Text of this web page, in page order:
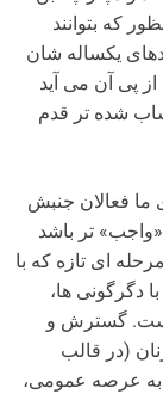
که بتوانند
یکساله شان
پی آن می آید
شده تر قدم
ما فعالان جنبش
«واجب» تر باشد
ای تازه که با
دگرگونی ها،
گسترش و
(در قالب
به عرصه عمومی،